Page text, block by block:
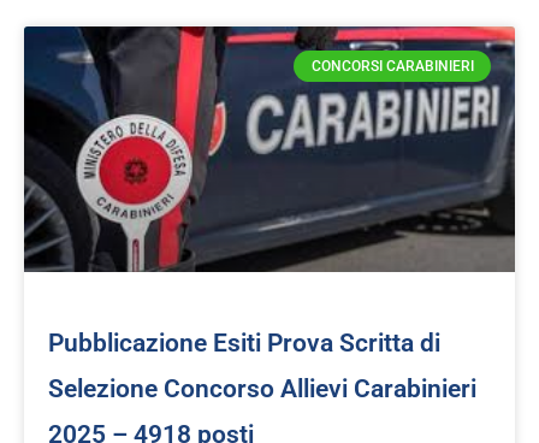
CONCORSI CARABINIERI
Pubblicazione Esiti Prova Scritta di
Selezione Concorso Allievi Carabinieri
2025 – 4918 posti